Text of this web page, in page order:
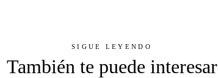
SIGUE LEYENDO
También te puede interesar